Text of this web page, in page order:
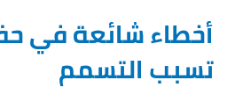
أخطاء شائعة في
تسبب التسمم